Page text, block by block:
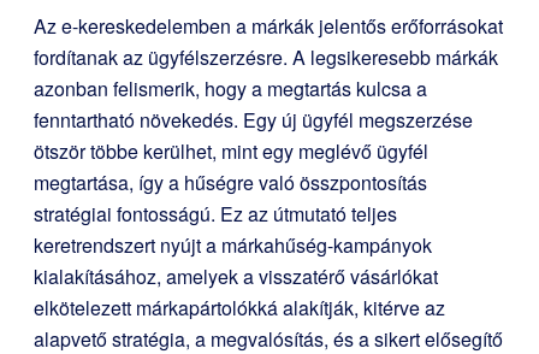
Az e-kereskedelemben a márkák jelentős erőforrásokat
fordítanak az ügyfélszerzésre. A legsikeresebb márkák
azonban felismerik, hogy a megtartás kulcsa a
fenntartható növekedés. Egy új ügyfél megszerzése
ötször többe kerülhet, mint egy meglévő ügyfél
megtartása, így a hűségre való összpontosítás
stratégiai fontosságú. Ez az útmutató teljes
keretrendszert nyújt a márkahűség-kampányok
kialakításához, amelyek a visszatérő vásárlókat
elkötelezett márkapártolókká alakítják, kitérve az
alapvető stratégia, a megvalósítás, és a sikert elősegítő